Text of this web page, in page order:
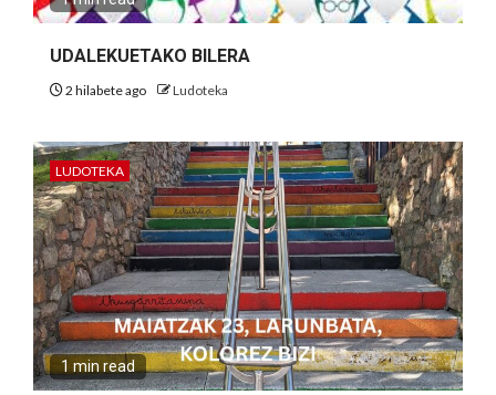
UDALEKUETAKO BILERA
2 hilabete ago Ludoteka
LUDOTEKA
1 min read